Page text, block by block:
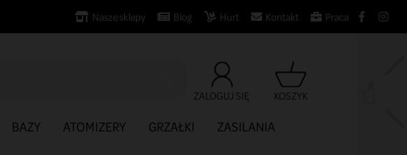
Nasze sklepy Blog Hurt Kontakt Praca
ZALOGUJ SIĘ KOSZYK
BAZY ATOMIZERY GRZAŁKI ZASILANIA